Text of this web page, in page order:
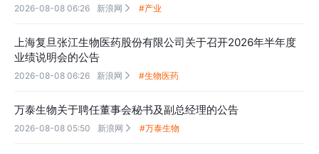
2026-08-08 06:26 新浪网  #产业
上海复旦张江生物医药股份有限公司关于召开2026年半年度
业绩说明会的公告
2026-08-08 06:26 新浪网  #生物医药
万泰生物关于聘任董事会秘书及副总经理的公告
2026-08-08 05:50 新浪网  #万泰生物